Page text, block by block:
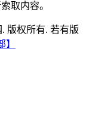
取内容。
. 版权所有. 若有版
】